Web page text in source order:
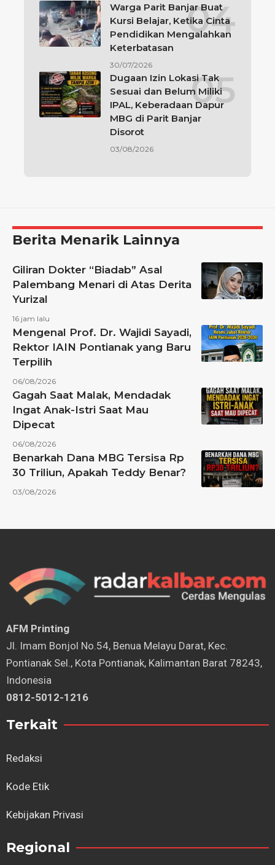
Warga Parit Banjar Buat
Kursi Belajar, Ketika Cinta
Pendidikan Mengalahkan
Keterbatasan
30/07/2026
Dugaan Izin Lokasi Tak
Sesuai dan Belum Miliki
IPAL, Keberadaan Dapur
MBG di Parit Banjar
Disorot
03/08/2026
Berita Menarik Lainnya
Giliran Dokter “Biadab” Asal
Palembang Menari di Atas Derita
Yurizal
16 jam lalu
Mengenal Prof. Dr. Wajidi Sayadi,
Rektor IAIN Pontianak yang Baru
Terpilih
06/08/2026
Gagah Saat Malak, Mendadak
Ingat Anak-Istri Saat Mau
Dipecat
06/08/2026
Benarkah Dana MBG Tersisa Rp
30 Triliun, Apakah Teddy Benar?
03/08/2026
AFM Printing
⁠Jl. Imam Bonjol No.54, Benua Melayu Darat, Kec.
Pontianak Sel., Kota Pontianak, Kalimantan Barat 78243,
Indonesia
0812-5012-1216
Terkait
Redaksi
Kode Etik
Kebijakan Privasi
Regional